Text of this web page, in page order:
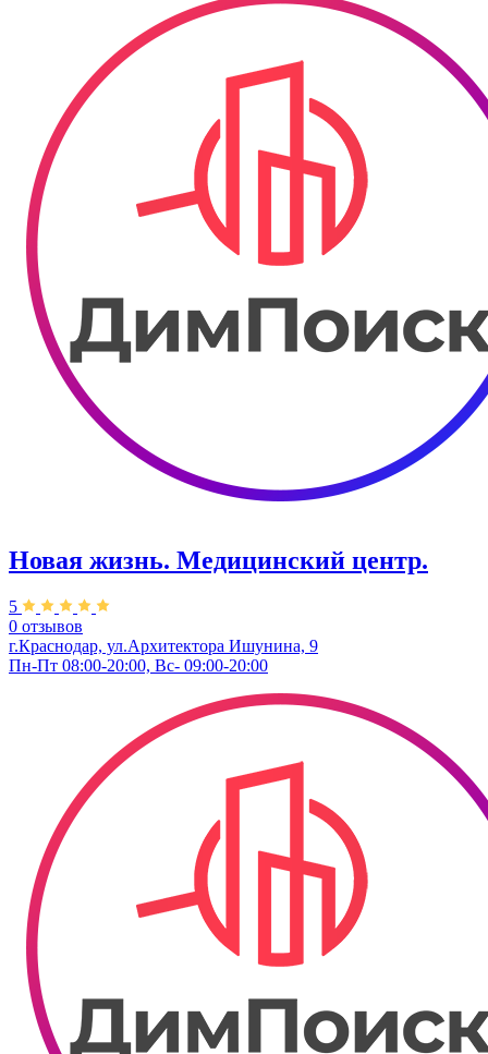
Новая жизнь. Медицинский центр.
5
0 отзывов
г.Краснодар, ул.​Архитектора Ишунина, 9
Пн-Пт 08:00-20:00, Вс- 09:00-20:00